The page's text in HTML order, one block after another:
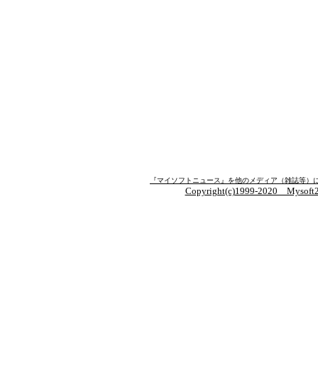
『マイソフトニュース』を他のメディア（雑誌等
Copyright(c)1999-2020